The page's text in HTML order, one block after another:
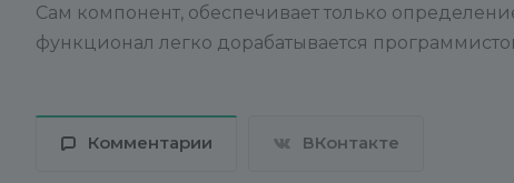
Сам компонент, обеспечивает только
функционал легко дорабатывается
Комментарии ВКонтакте